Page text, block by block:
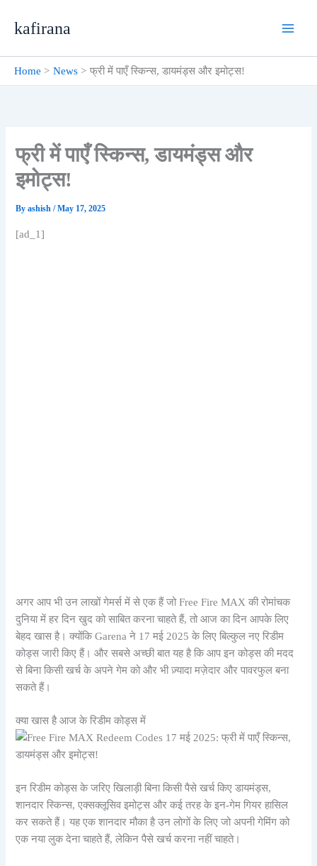
kafirana
Home News फ्री में पाएँ स्किन्स, डायमंड्स और इमोट्स!
फ्री में पाएँ स्किन्स, डायमंड्स और
इमोट्स!
Byashish/May 17, 2025
[ad_1]
अगर आप भी उन लाखों गेमर्स में से एक हैं जो Free Fire MAX की रोमांचक
दुनिया में हर दिन खुद को साबित करना चाहते हैं, तो आज का दिन आपके लिए
बेहद खास है। क्योंकि Garena ने 17 मई 2025 के लिए बिल्कुल नए रिडीम
कोड्स जारी किए हैं। और सबसे अच्छी बात यह है कि आप इन कोड्स की मदद
से बिना किसी खर्च के अपने गेम को और भी ज़्यादा मज़ेदार और पावरफुल बना
सकते हैं।
क्या खास है आज के रिडीम कोड्स में
इन रिडीम कोड्स के जरिए खिलाड़ी बिना किसी पैसे खर्च किए डायमंड्स,
शानदार स्किन्स, एक्सक्लूसिव इमोट्स और कई तरह के इन-गेम गियर हासिल
कर सकते हैं। यह एक शानदार मौका है उन लोगों के लिए जो अपनी गेमिंग को
एक नया लुक देना चाहते हैं, लेकिन पैसे खर्च करना नहीं चाहते।